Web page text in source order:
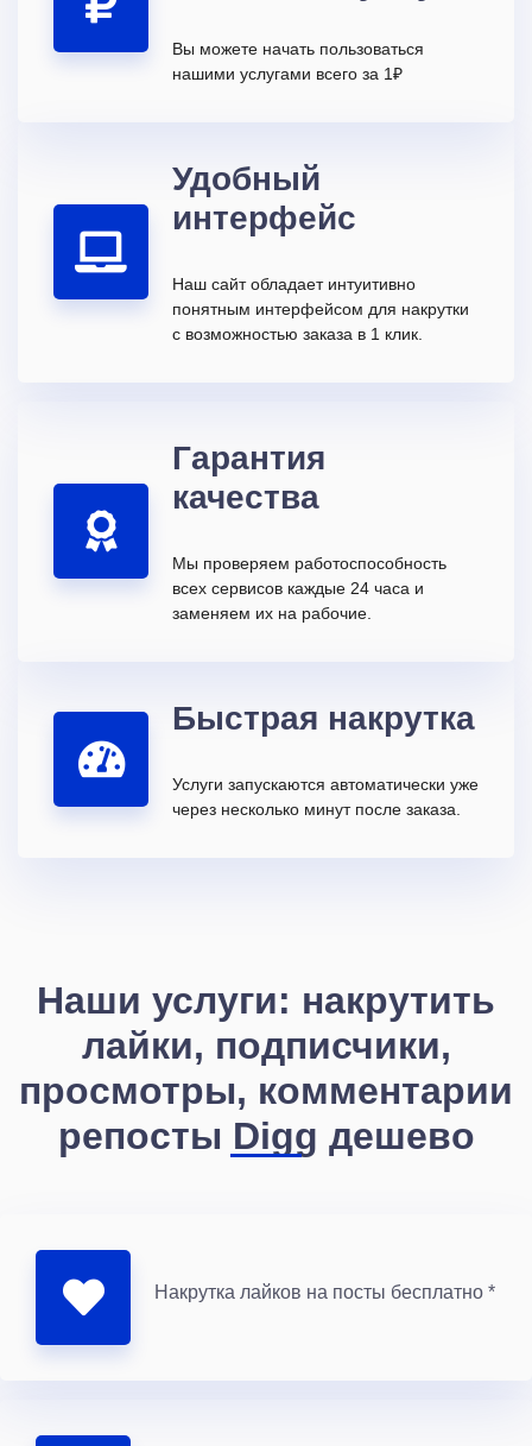
Вы можете начать пользоваться
нашими услугами всего за 1₽
Удобный
интерфейс
Наш сайт обладает интуитивно
понятным интерфейсом для накрутки
с возможностью заказа в 1 клик.
Гарантия
качества
Мы проверяем работоспособность
всех сервисов каждые 24 часа и
заменяем их на рабочие.
Быстрая накрутка
Услуги запускаются автоматически уже
через несколько минут после заказа.
Наши услуги: накрутить
лайки, подписчики,
просмотры, комментарии
репосты Digg дешево
Накрутка лайков на посты бесплатно *